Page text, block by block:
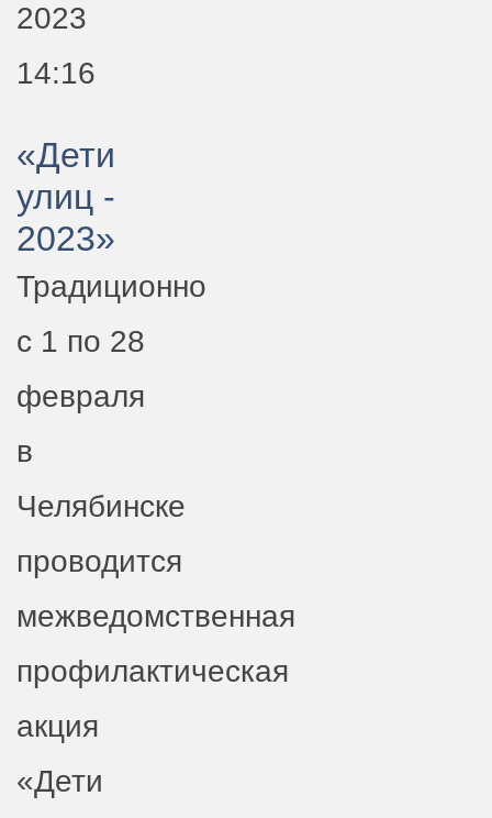
2023
14:16
«Дети
улиц -
2023»
Традиционно
с 1 по 28
февраля
в
Челябинске
проводится
межведомственная
профилактическая
акция
«Дети